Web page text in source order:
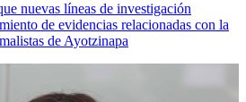
nuevas líneas de investigación
de evidencias relacionadas con la
de Ayotzinapa